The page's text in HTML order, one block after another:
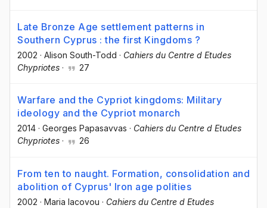
Late Bronze Age settlement patterns in
Southern Cyprus : the first Kingdoms ?
2002 · Alison South-Todd · Cahiers du Centre d Etudes
Chypriotes · 27
Warfare and the Cypriot kingdoms: Military
ideology and the Cypriot monarch
2014 · Georges Papasavvas · Cahiers du Centre d Etudes
Chypriotes · 26
From ten to naught. Formation, consolidation and
abolition of Cyprus' Iron age polities
2002 · Maria Iacovou · Cahiers du Centre d Etudes